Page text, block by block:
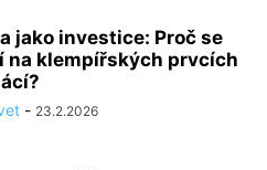
jako investice: Proč se
na klempířských prvcích
- 23.2.2026